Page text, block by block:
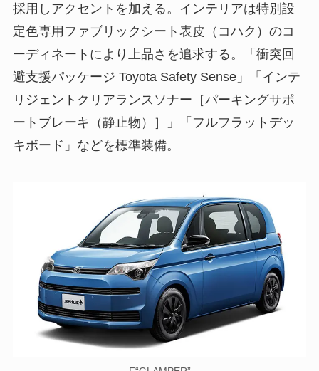
採用しアクセントを加える。インテリアは特別設
定色専用ファブリックシート表皮（コハク）のコ
ーディネートにより上品さを追求する。「衝突回
避支援パッケージ Toyota Safety Sense」「インテ
リジェントクリアランスソナー［パーキングサポ
ートブレーキ（静止物）］」「フルフラットデッ
キボード」などを標準装備。